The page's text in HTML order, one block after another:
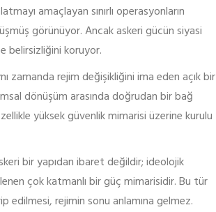
amaçlayan sınırlı operasyonların
görünüyor. Ancak askeri gücün siyasi
belirsizliğini koruyor.
zamanda rejim değişikliğini ima eden açık bir
dönüşüm arasında doğrudan bir bağ
yüksek güvenlik mimarisi üzerine kurulu
bir yapıdan ibaret değildir; ideolojik
çok katmanlı bir güç mimarisidir. Bu tür
edilmesi, rejimin sonu anlamına gelmez.